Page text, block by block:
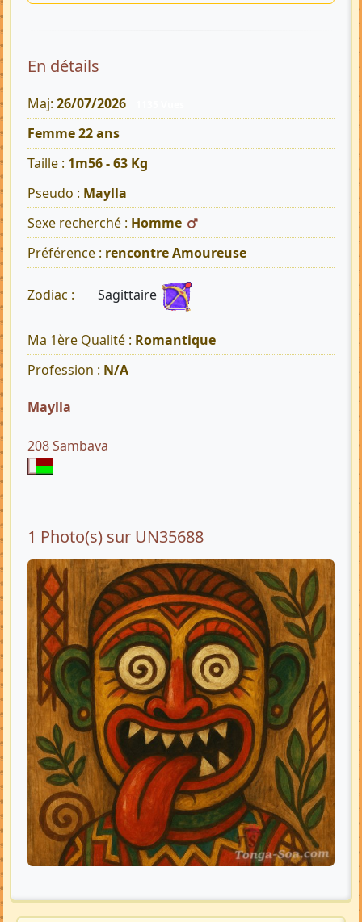
En détails
Maj: 26/07/2026
Femme 22 ans
Taille : 1m56 - 63 Kg
Pseudo : Maylla
Sexe recherché : Homme
Préférence : rencontre Amoureuse
Zodiac : Sagittaire
Ma 1ère Qualité : Romantique
Profession : N/A
Maylla
208 Sambava
1 Photo(s) sur UN35688